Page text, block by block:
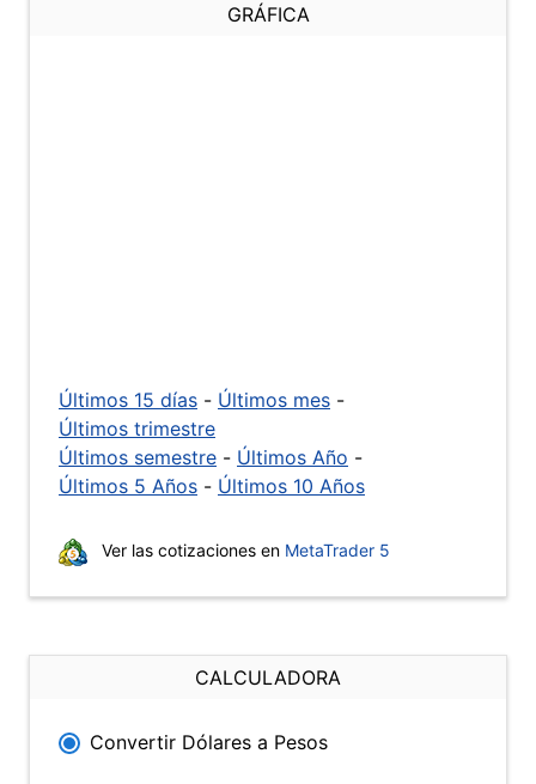
GRÁFICA
Últimos 15 días - Últimos mes -
Últimos trimestre
Últimos semestre - Últimos Año -
Últimos 5 Años - Últimos 10 Años
Ver las cotizaciones en MetaTrader 5
CALCULADORA
Convertir Dólares a Pesos